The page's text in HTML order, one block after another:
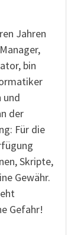
Jahren
bin
der
Für die
Skripte,
Gewähr.
Gefahr!